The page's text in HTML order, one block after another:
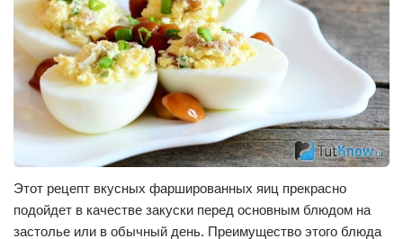
Этот рецепт вкусных фаршированных яиц прекрасно
подойдет в качестве закуски перед основным блюдом на
застолье или в обычный день. Преимущество этого блюда